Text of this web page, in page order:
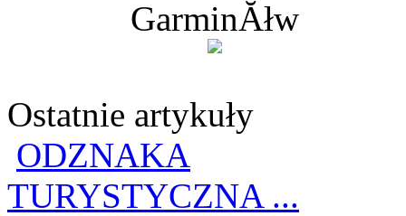
GarminĂłw
Ostatnie artykuły
ODZNAKA
TURYSTYCZNA ...